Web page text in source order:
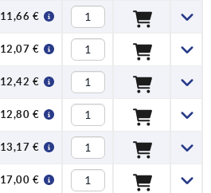
11,66 €
12,07 €
12,42 €
12,80 €
13,17 €
17,00 €